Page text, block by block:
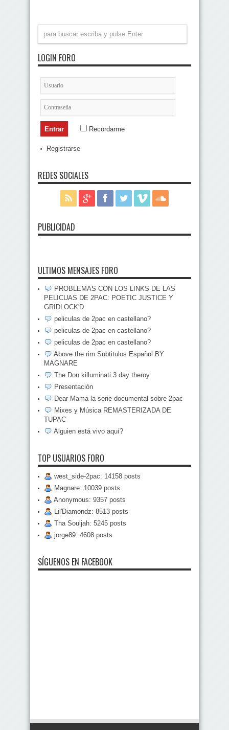
LOGIN FORO
Recordarme
Registrarse
REDES SOCIALES
PUBLICIDAD
ULTIMOS MENSAJES FORO
PROBLEMAS CON LOS LINKS DE LAS
PELICUAS DE 2PAC: POETIC JUSTICE Y
GRIDLOCK'D
peliculas de 2pac en castellano?
peliculas de 2pac en castellano?
peliculas de 2pac en castellano?
Above the rim Subtitulos Español BY
MAGNARE
The Don killuminati 3 day theroy
Presentación
Dear Mama la serie documental sobre 2pac
Mixes y Música REMASTERIZADA DE
TUPAC
Alguien está vivo aquí?
TOP USUARIOS FORO
west_side-2pac: 14158 posts
Magnare: 10039 posts
Anonymous: 9357 posts
Lil'Diamondz: 8513 posts
Tha Souljah: 5245 posts
jorge89: 4608 posts
SÍGUENOS EN FACEBOOK